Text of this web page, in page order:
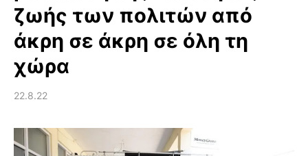
ζωής των πολιτών από
άκρη σε άκρη σε όλη τη
χώρα
22.8.22